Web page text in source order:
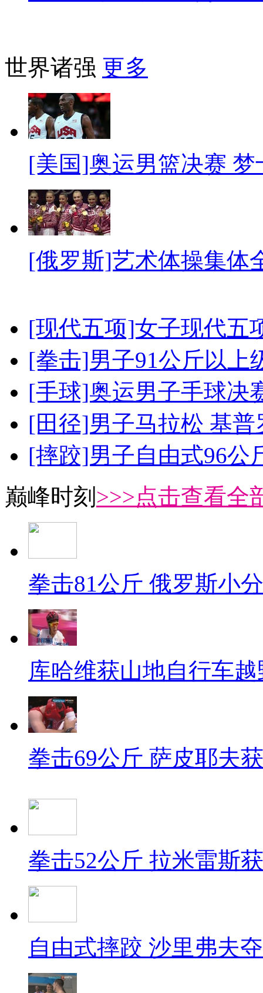
世界诸强 更多
[美国]奥运男篮决赛
[俄罗斯]艺术体操集体
[现代五项]女子现代五
[拳击]男子91公斤以上
[手球]奥运男子手球决
[田径]男子马拉松 基
[摔跤]男子自由式96公
巅峰时刻 >>>点击查看全
拳击81公斤 俄罗斯小
库哈维获山地自行车
拳击69公斤 萨皮耶夫
拳击52公斤 拉米雷斯
自由式摔跤 沙里弗夫